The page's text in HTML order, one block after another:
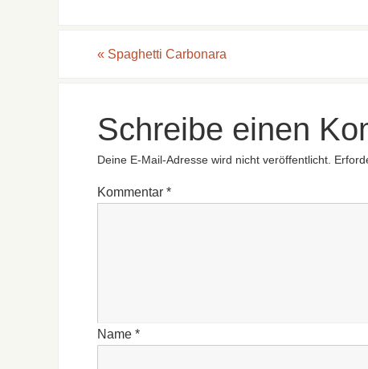
« Spaghetti Carbonara
Schreibe einen
Deine E-Mail-Adresse wird nicht veröffentlicht.
Kommentar *
Name *